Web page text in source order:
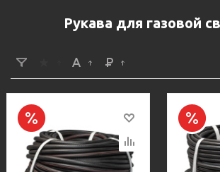
Рукава для газовой